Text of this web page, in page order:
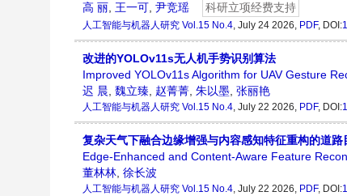
高 丽, 王一可, 尹竞瑶 科研立项经费支持
人工智能与机器人研究 Vol.15 No.4, July 24 2026, PDF, DOI:
改进的YOLOv11s无人机手势识别算法
Improved YOLOv11s Algorithm for UAV Gesture
迟 晨, 魏立臻, 赵菁菁, 朱以墨, 张丽艳
人工智能与机器人研究 Vol.15 No.4, July 22 2026, PDF, DOI:
复杂天气下融合边缘增强与内容感知特征重构的道路
Edge-Enhanced and Content-Aware Feature
董林林, 徐长波
人工智能与机器人研究 Vol.15 No.4, July 22 2026, PDF, DOI: